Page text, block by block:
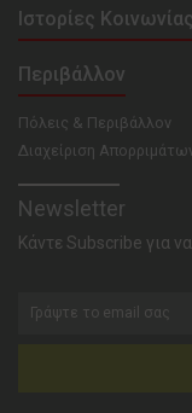
Ιστορίες Κοινωνίας
Περιβάλλον
Πόλεις & Περιβάλλον
Διαχείριση
Newsletter
Κάντε Subscribe για